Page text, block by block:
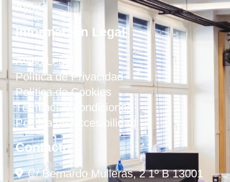
Ayuda
Información Legal
Aviso Legal
Política de Privacidad
Política de Cookies
Términos y condiciones
Política de Accesibilidad
Contacto
C/ Bernardo Mulleras, 2 1º B 13001